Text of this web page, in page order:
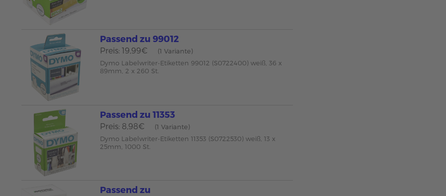
Passend zu 99012
Preis: 19,99€
(1 Variante)
Dymo Labelwriter-Etiketten 99012 (S0722400) weiß, 36 x
89mm, 2 x 260 St.
Passend zu 11353
Preis: 8,98€
(1 Variante)
Dymo Labelwriter-Etiketten 11353 (S0722530) weiß, 13 x
25mm, 1000 St.
Passend zu